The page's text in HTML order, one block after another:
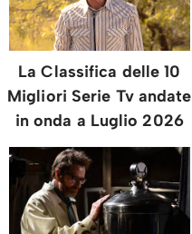
La Classifica delle 10
Migliori Serie Tv andate
in onda a Luglio 2026